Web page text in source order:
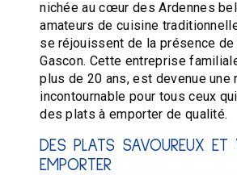
nichée au cœur des Ardennes
amateurs de cuisine
se réjouissent de la présence
Gascon. Cette entreprise
plus de 20 ans, est devenue une
incontournable pour tous ceux
des plats à emporter de qualité.
DES PLATS SAVOUREUX ET
EMPORTER